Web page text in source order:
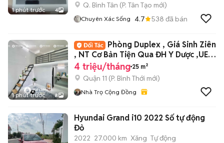
1 phút trước 4
Q. Bình Tân (P. Tân Tạo mới)
Chuyên Xác Sống 4.7 538 đã bán
1 phút trước 8
Phòng Duplex , Giá Sinh Ziên
, NT Cơ Bản Tiện Qua ĐH Y Dược ,UEH
, VHU
4 triệu/tháng 25 m²
Quận 11 (P. Bình Thới mới)
Nhà Trọ Cộng Đồng
Hyundai Grand i10 2022 Số tự động
Đỏ
2022 27.000 km Xăng Tự động